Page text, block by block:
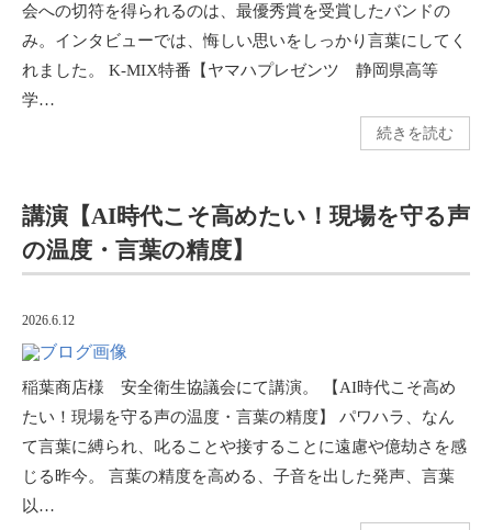
会への切符を得られるのは、最優秀賞を受賞したバンドの
み。インタビューでは、悔しい思いをしっかり言葉にしてく
れました。 K-MIX特番【ヤマハプレゼンツ 静岡県高等
学…
続きを読む
講演【AI時代こそ高めたい！現場を守る声
の温度・言葉の精度】
2026.6.12
稲葉商店様 安全衛生協議会にて講演。 【AI時代こそ高め
たい！現場を守る声の温度・言葉の精度】 パワハラ、なん
て言葉に縛られ、叱ることや接することに遠慮や億劫さを感
じる昨今。 言葉の精度を高める、子音を出した発声、言葉
以…